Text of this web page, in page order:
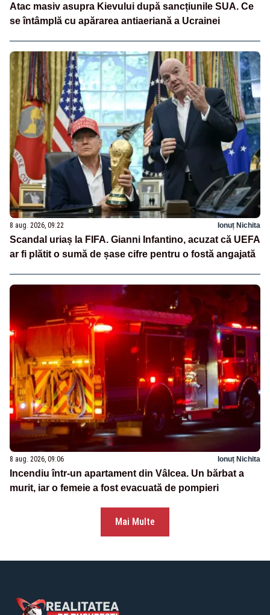
Atac masiv asupra Kievului după sancțiunile SUA. Ce
se întâmplă cu apărarea antiaeriană a Ucrainei
8 aug. 2026, 09:22 Ionuț Nichita
Scandal uriaș la FIFA. Gianni Infantino, acuzat că UEFA
ar fi plătit o sumă de șase cifre pentru o fostă angajată
8 aug. 2026, 09:06 Ionuț Nichita
Incendiu într-un apartament din Vâlcea. Un bărbat a
murit, iar o femeie a fost evacuată de pompieri
Mai Multe